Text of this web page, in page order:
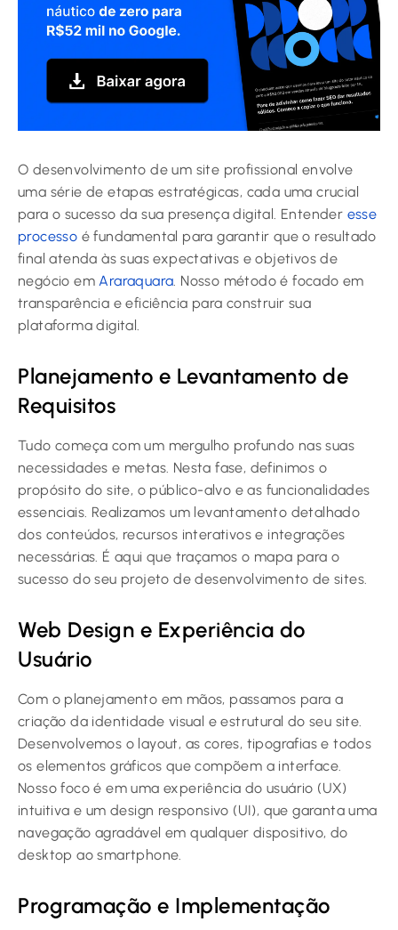
O desenvolvimento de um site profissional envolve
uma série de etapas estratégicas, cada uma crucial
para o sucesso da sua presença digital. Entender esse
processo é fundamental para garantir que o resultado
final atenda às suas expectativas e objetivos de
negócio emAraraquara. Nosso método é focado em
transparência e eficiência para construir sua
plataforma digital.
Planejamento e Levantamento de
Requisitos
Tudo começa com um mergulho profundo nas suas
necessidades e metas. Nesta fase, definimos o
propósito do site, o público-alvo e as funcionalidades
essenciais. Realizamos um levantamento detalhado
dos conteúdos, recursos interativos e integrações
necessárias. É aqui que traçamos o mapa para o
sucesso do seu projeto de desenvolvimento de sites.
Web Design e Experiência do
Usuário
Com o planejamento em mãos, passamos para a
criação da identidade visual e estrutural do seu site.
Desenvolvemos o layout, as cores, tipografias e todos
os elementos gráficos que compõem a interface.
Nosso foco é em uma experiência do usuário (UX)
intuitiva e um design responsivo (UI), que garanta uma
navegação agradável em qualquer dispositivo, do
desktop ao smartphone.
Programação e Implementação